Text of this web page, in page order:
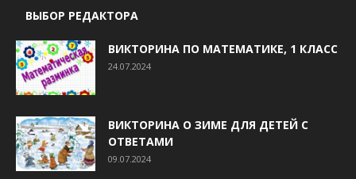
ВЫБОР РЕДАКТОРА
ВИКТОРИНА ПО МАТЕМАТИКЕ, 1 КЛАСС
24.07.2024
ВИКТОРИНА О ЗИМЕ ДЛЯ ДЕТЕЙ С
ОТВЕТАМИ
09.07.2024